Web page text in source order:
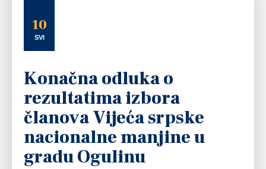
10
SVI
Konačna odluka o
rezultatima izbora
članova Vijeća srpske
nacionalne manjine u
gradu Ogulinu